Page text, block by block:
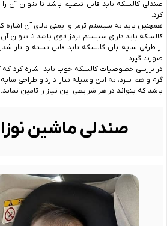
صندلی کالسکه باید قابل تنظیم باشد تا بتوان آن
کرد.
همچنین باید به سیستم ترمز و ایمنی بالای آن اشاره
کالسکه باید دارای سیستم ترمز قوی باشد تا بتوان
از طرفی سایه بان کالسکه باید قابل بسته و باز
صورت گیرد.
در بررسی خصوصیات کالسکه خوب باید اشاره کرد
گرم و هم سرد، به این وسیله نیاز دارد و طراحی
باشد که بتواند در هر شرایطی این نیاز را تامین نماید.
صندلی ماشین